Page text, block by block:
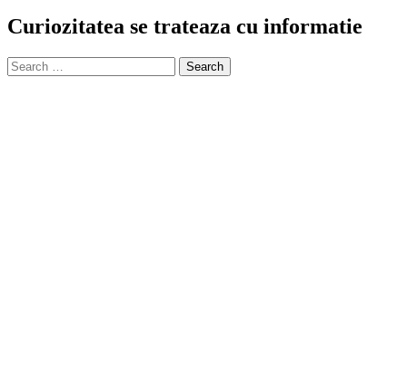
Curiozitatea se trateaza cu informatie
Search
for: